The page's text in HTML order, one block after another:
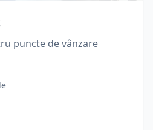
puncte de vânzare